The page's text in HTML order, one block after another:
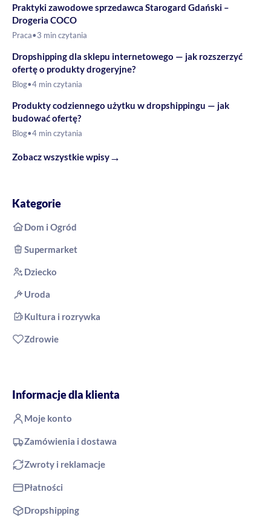
Praktyki zawodowe sprzedawca Starogard Gdański –
Drogeria COCO
Praca•3 min czytania
Dropshipping dla sklepu internetowego — jak rozszerzyć
ofertę o produkty drogeryjne?
Blog•4 min czytania
Produkty codziennego użytku w dropshippingu — jak
budować ofertę?
Blog•4 min czytania
Zobacz wszystkie wpisy→
Kategorie
Dom i Ogród
Supermarket
Dziecko
Uroda
Kultura i rozrywka
Zdrowie
Informacje dla klienta
Moje konto
Zamówienia i dostawa
Zwroty i reklamacje
Płatności
Dropshipping